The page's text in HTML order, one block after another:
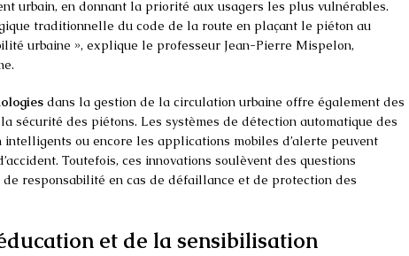
urbain, en donnant la priorité aux usagers les plus vulnérables.
traditionnelle du code de la route en plaçant le piéton au
urbaine », explique le professeur Jean-Pierre Mispelon,
dans la gestion de la circulation urbaine offre également des
sécurité des piétons. Les systèmes de détection automatique des
ou encore les applications mobiles d’alerte peuvent
Toutefois, ces innovations soulèvent des questions
responsabilité en cas de défaillance et de protection des
et de la sensibilisation